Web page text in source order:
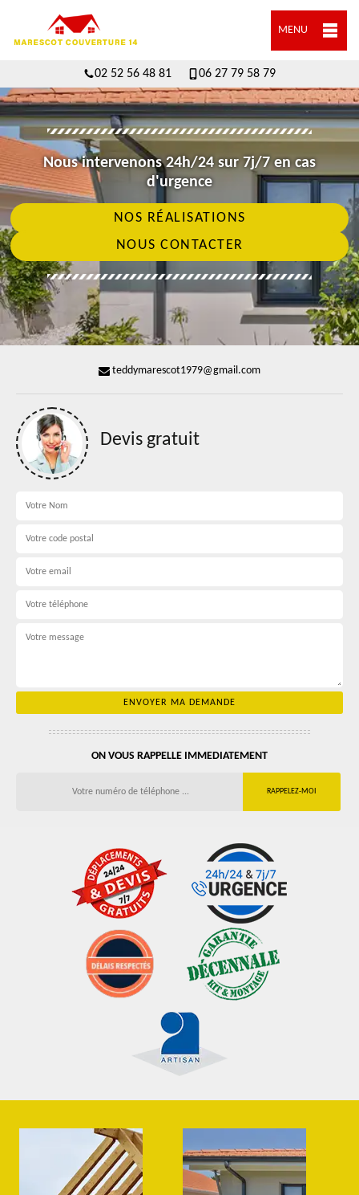
MENU
02 52 56 48 81 06 27 79 58 79
Nous intervenons 24h/24 sur 7j/7 en cas
d'urgence
NOS RÉALISATIONS
NOUS CONTACTER
teddymarescot1979@gmail.com
Devis gratuit
ON VOUS RAPPELLE IMMEDIATEMENT